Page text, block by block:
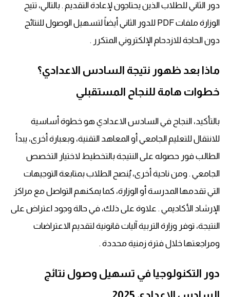
دور الثاني للطلاب الذين يحتاجون لإعادة التقديم . بالتالي، تتيح
الوزارة ملفات PDF للدور الثاني أيضاً لتسهيل الوصول للنتائج
دون الحاجة للازدحام الإلكتروني المتكرر .
ماذا بعد ظهور نتيجة السادس الاعدادي؟
خطوات هامة للنجاح المستقبلي
بالتأكيد، النجاح في السادس الاعدادي هو خطوة أساسية
للانتقال للتعليم الجامعي أو المعاهد التقنية، وبعبارة أخرى، يبدأ
الطالب فور حصوله على النتيجة بالتخطيط لاختيار التخصص
الجامعي . ومن ناحية أخرى، يُنصح الطلاب بمتابعة التوجيهات
التي تقدمها المدرسة أو الوزارة، كما يمكنهم التواصل مع مراكز
الإرشاد الأكاديمي . علاوة على ذلك، في حالة وجود اعتراض على
النتيجة، توفر وزارة التربية آليات قانونية لتقديم الاعتراضات
ومراجعتها خلال فترة زمنية محددة .
دور التكنولوجيا في تسهيل وصول نتائج